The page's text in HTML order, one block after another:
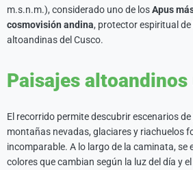
m.s.n.m.), considerado uno de losApus
cosmovisión andina, protector espiritual
altoandinas del Cusco.
Paisajes
El recorrido permite descubrir escenarios
montañas nevadas, glaciares y riachuelos
incomparable. A lo largo de la caminata, se
colores que cambian según la luz del día y